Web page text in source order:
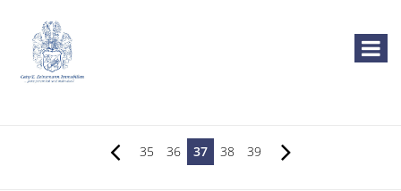
35 36 37 38 39